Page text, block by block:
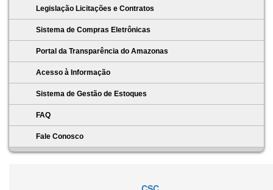
Legislação Licitações e Contratos
Sistema de Compras Eletrônicas
Portal da Transparência do Amazonas
Acesso à Informação
Sistema de Gestão de Estoques
FAQ
Fale Conosco